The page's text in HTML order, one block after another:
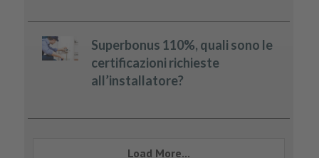
Superbonus 110%, quali sono le
certificazioni richieste
all’installatore?
Load More...